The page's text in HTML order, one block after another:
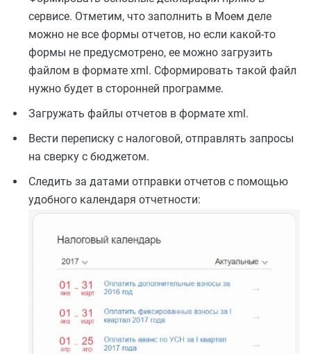
сервисе. Отметим, что заполнить в Моем деле
можно не все формы отчетов, но если какой-то
формы не предусмотрено, ее можно загрузить
файлом в формате xml. Сформировать такой файл
нужно будет в сторонней программе.
Загружать файлы отчетов в формате xml.
Вести переписку с налоговой, отправлять запросы
на сверку с бюджетом.
Следить за датами отправки отчетов с помощью
удобного календаря отчетности: